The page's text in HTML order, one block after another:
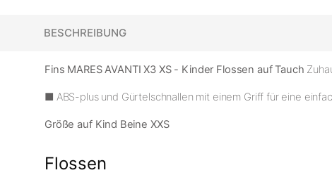
BESCHREIBUNG
Fins MARES AVANTI X3 XS - Kinder Flossen auf Tauch
■ ABS-plus und Gürtelschnallen mit einem Griff für eine
Größe auf Kind Beine XXS
Flossen